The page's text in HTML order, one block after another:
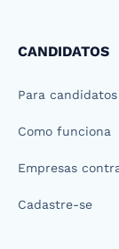
CANDIDATOS
Para candidatos
Como funciona
Empresas
Cadastre-se